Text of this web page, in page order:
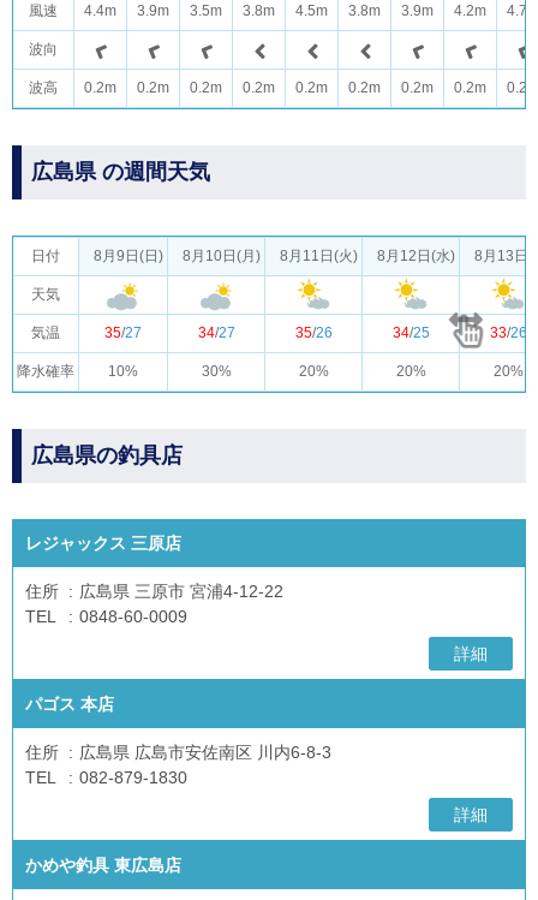
風速
波向
波高
4.4m 3.9m 3.5m 3.8m 4.5m 3.8m 3.9m 4.2m 4.7m
0.2m 0.2m 0.2m 0.2m 0.2m 0.2m 0.2m 0.2m 0.2m
広島県 の週間天気
日付
天気
気温
降水確率
8月9日(日) 8月10日(月) 8月11日(火) 8月12日(水) 8月13日(
35/27 34/27 35/26 34/25 33/26
10% 30% 20% 20% 20%
広島県の釣具店
レジャックス 三原店
住所
広島県 三原市 宮浦4-12-22
TEL
0848-60-0009
詳細
パゴス 本店
住所
広島県 広島市安佐南区 川内6-8-3
TEL
082-879-1830
詳細
かめや釣具 東広島店